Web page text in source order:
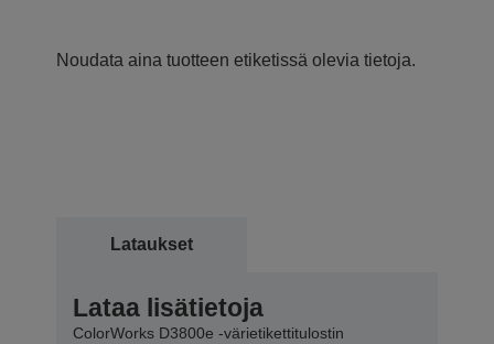
Noudata aina tuotteen etiketissä olevia tietoja.
Lataukset
Lataa lisätietoja
ColorWorks D3800e -värietikettitulostin